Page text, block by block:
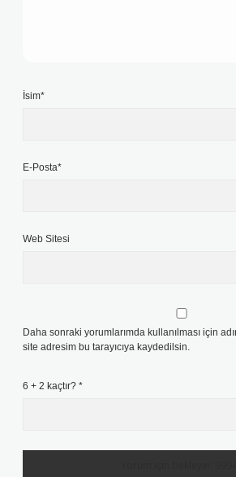
İsim*
E-Posta*
Web Sitesi
Daha sonraki yorumlarımda kullanılması için
site adresim bu tarayıcıya kaydedilsin.
6 + 2 kaçtır? *